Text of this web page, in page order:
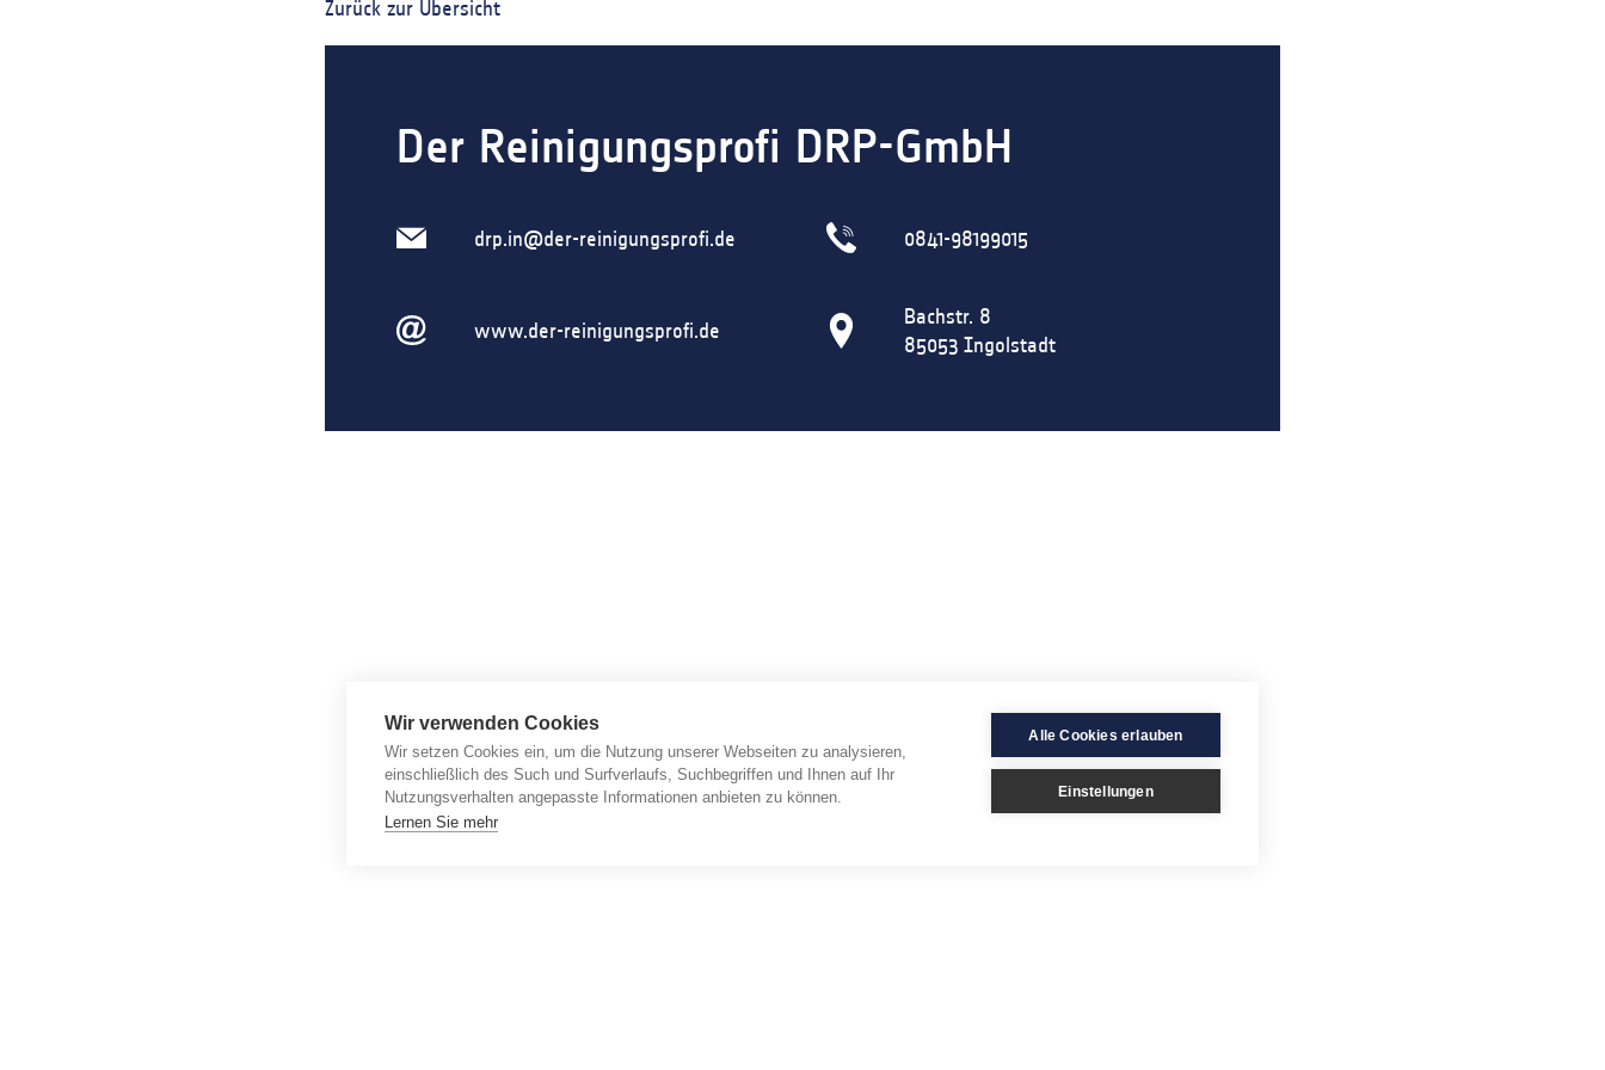
Zurück zur Übersicht
Der Reinigungsprofi DRP-GmbH
drp.in@der-reinigungsprofi.de 0841-98199015
www.der-reinigungsprofi.de
Bachstr. 8
85053 Ingolstadt
Wir verwenden Cookies
Wir setzen Cookies ein, um die Nutzung unserer Webseiten zu analysieren,
einschließlich des Such und Surfverlaufs, Suchbegriffen und Ihnen auf Ihr
Nutzungsverhalten angepasste Informationen anbieten zu können.
Lernen Sie mehr
Alle Cookies erlauben
Einstellungen